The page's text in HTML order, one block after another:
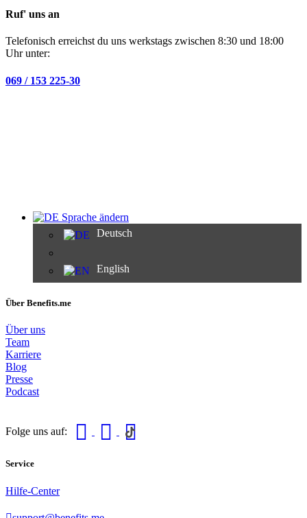
Ruf' uns an
Telefonisch erreichst du uns werkstags zwischen 8:30 und 18:00
Uhr unter:
069 / 153 225-30
Sprache ändern
Deutsch
English
Über Benefits.me
Über uns
Team
Karriere
Blog
Presse
Podcast
Folge uns auf:
Service
Hilfe-Center